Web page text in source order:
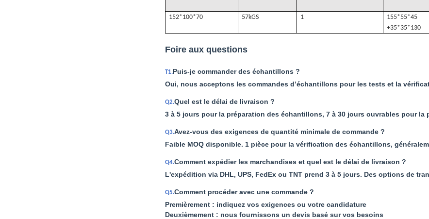
152*100*70 57kGS 1
155*55*45
+35*35*130
Foire aux questions
T1.Puis-je commander des échantillons ?
Oui, nous acceptons les commandes d’échantillons pour les tests et la
Q2.Quel est le délai de livraison ?
3 à 5 jours pour la préparation des échantillons, 7 à 30 jours ouvrables pour la
Q3.Avez-vous des exigences de quantité minimale de commande ?
Faible MOQ disponible. 1 pièce pour la vérification des échantillons,
Q4.Comment expédier les marchandises et quel est le délai de livraison ?
L'expédition via DHL, UPS, FedEx ou TNT prend 3 à 5 jours. Des options de
Q5.Comment procéder avec une commande ?
Premièrement : indiquez vos exigences ou votre candidature
Deuxièmement : nous fournissons un devis basé sur vos besoins